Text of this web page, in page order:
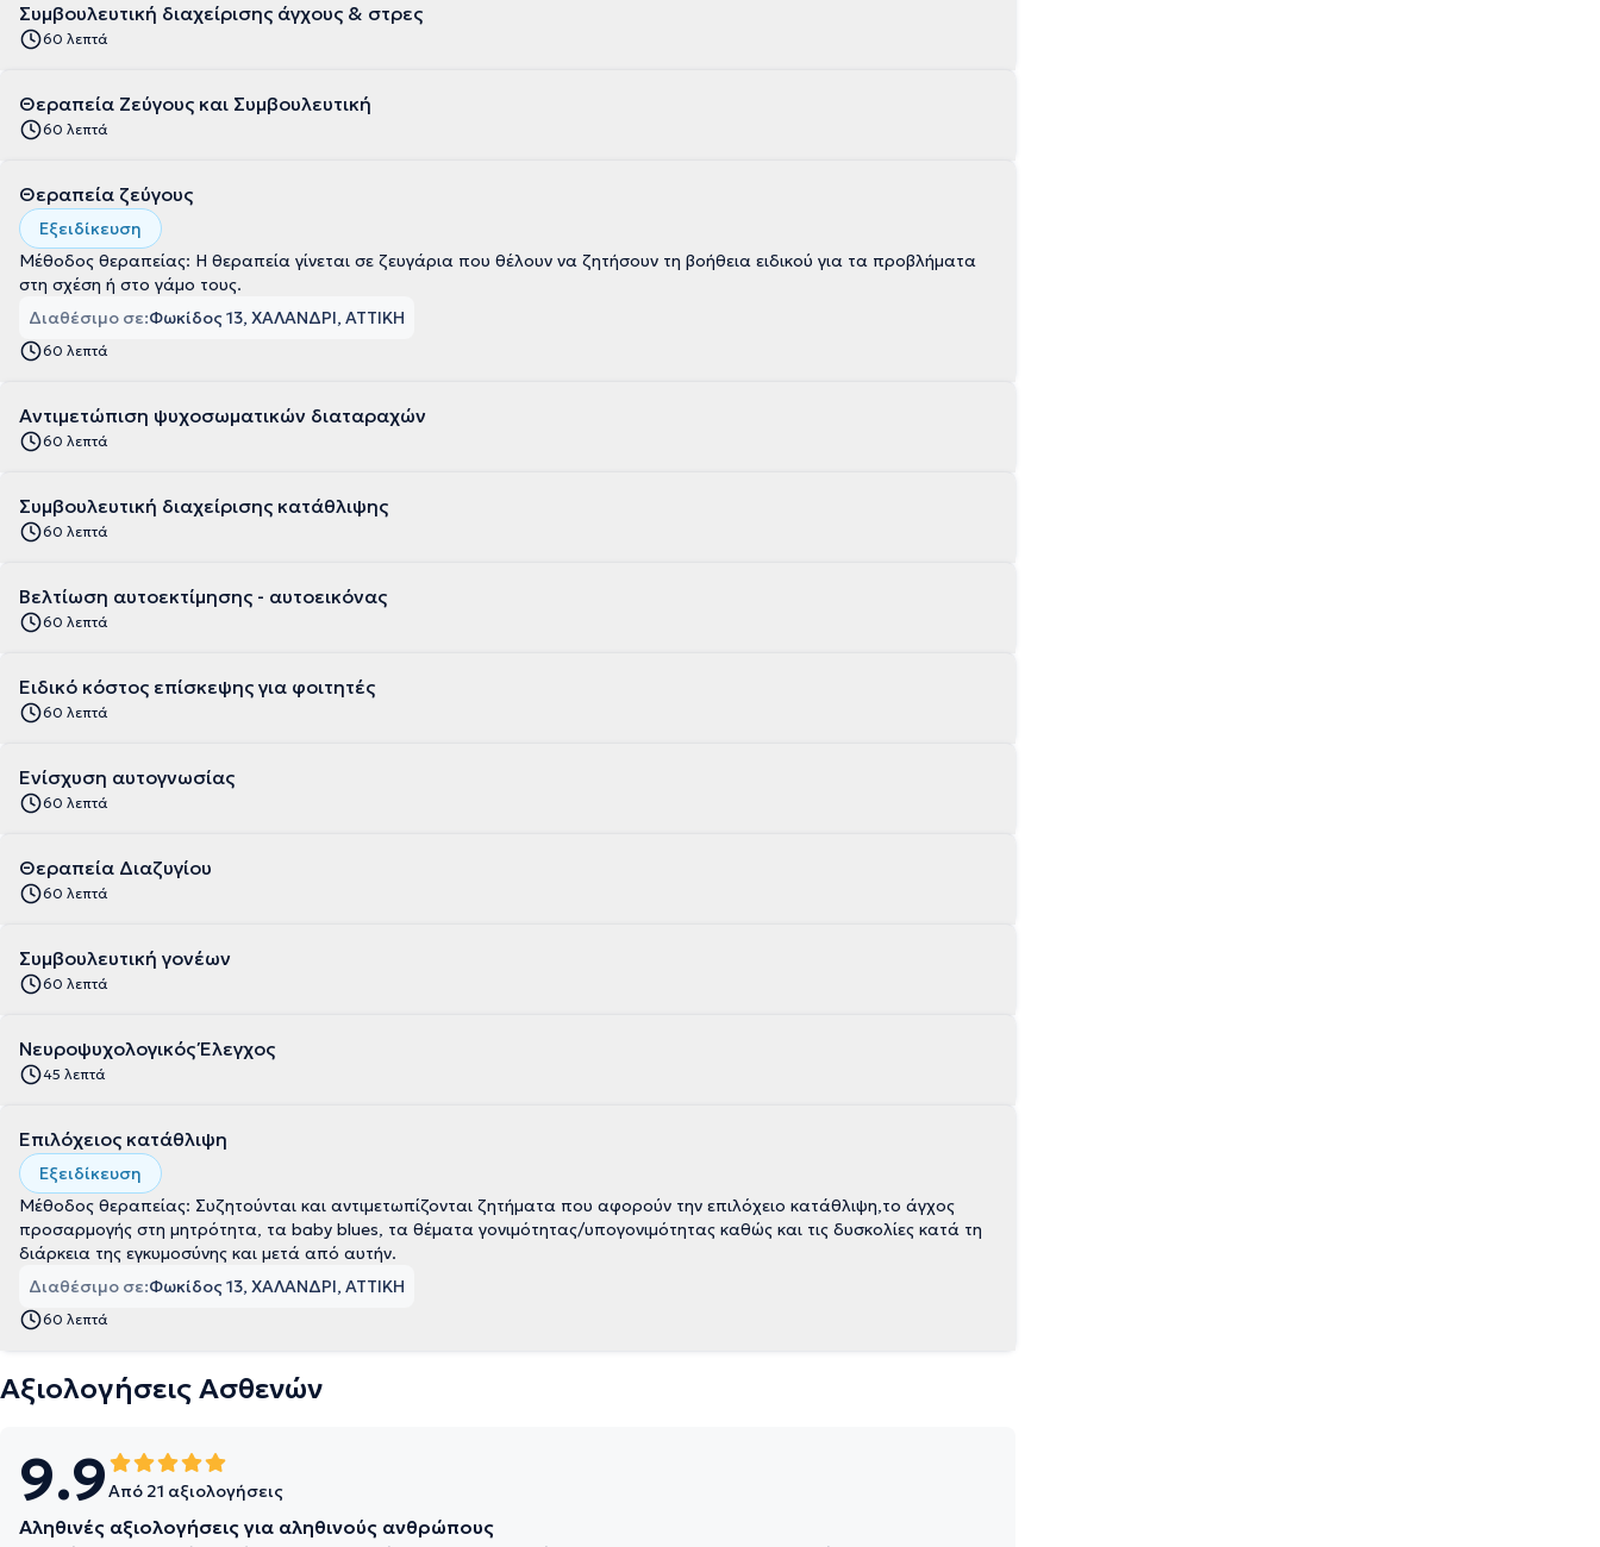
Συμβουλευτική διαχείρισης άγχους & στρες
60 λεπτά
Θεραπεία Ζεύγους και Συμβουλευτική
60 λεπτά
Θεραπεία ζεύγους
Εξειδίκευση
Μέθοδος θεραπείας: Η θεραπεία γίνεται σε ζευγάρια που θέλουν να ζητήσουν τη βοήθεια ειδικού για τα προβλήματα
στη σχέση ή στο γάμο τους.
Διαθέσιμο σε:Φωκίδος 13, ΧΑΛΑΝΔΡΙ, ΑΤΤΙΚΗ
60 λεπτά
Αντιμετώπιση ψυχοσωματικών διαταραχών
60 λεπτά
Συμβουλευτική διαχείρισης κατάθλιψης
60 λεπτά
Βελτίωση αυτοεκτίμησης - αυτοεικόνας
60 λεπτά
Ειδικό κόστος επίσκεψης για φοιτητές
60 λεπτά
Ενίσχυση αυτογνωσίας
60 λεπτά
Θεραπεία Διαζυγίου
60 λεπτά
Συμβουλευτική γονέων
60 λεπτά
Νευροψυχολογικός Έλεγχος
45 λεπτά
Επιλόχειος κατάθλιψη
Εξειδίκευση
Μέθοδος θεραπείας: Συζητούνται και αντιμετωπίζονται ζητήματα που αφορούν την επιλόχειο κατάθλιψη,το άγχος
προσαρμογής στη μητρότητα, τα baby blues, τα θέματα γονιμότητας/υπογονιμότητας καθώς και τις δυσκολίες κατά τη
διάρκεια της εγκυμοσύνης και μετά από αυτήν.
Διαθέσιμο σε:Φωκίδος 13, ΧΑΛΑΝΔΡΙ, ΑΤΤΙΚΗ
60 λεπτά
Αξιολογήσεις Ασθενών
9.9Από 21 αξιολογήσεις
Αληθινές αξιολογήσεις για αληθινούς ανθρώπους